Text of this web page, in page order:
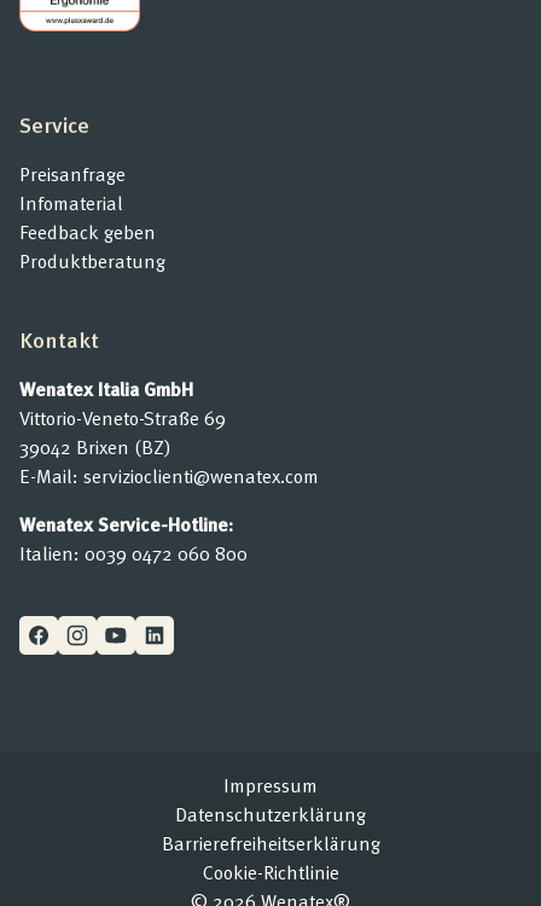
Service
Preisanfrage
Infomaterial
Feedback geben
Produktberatung
Kontakt
Wenatex Italia GmbH
Vittorio-Veneto-Straße 69
39042 Brixen (BZ)
E-Mail: servizioclienti@wenatex.com
Wenatex Service-Hotline:
Italien: 0039 0472 060 800
Impressum
Datenschutzerklärung
Barrierefreiheitserklärung
Cookie-Richtlinie